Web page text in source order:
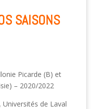
SAISONS
Picarde (B) et
– 2020/2022
Universités de Laval